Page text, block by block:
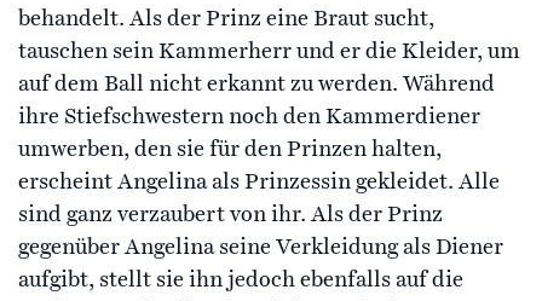
behandelt. Als der Prinz eine Braut sucht,
tauschen sein Kammerherr und er die Kleider, um
auf dem Ball nicht erkannt zu werden. Während
ihre Stiefschwestern noch den Kammerdiener
umwerben, den sie für den Prinzen halten,
erscheint Angelina als Prinzessin gekleidet. Alle
sind ganz verzaubert von ihr. Als der Prinz
gegenüber Angelina seine Verkleidung als Diener
aufgibt, stellt sie ihn jedoch ebenfalls auf die